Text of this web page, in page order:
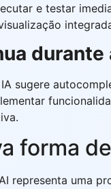
e testar
durante
sugere
forma
representa uma